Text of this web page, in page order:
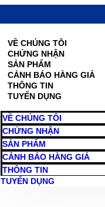
VỀ CHÚNG TÔI
CHỨNG NHẬN
SẢN PHẨM
CẢNH BÁO HÀNG GIẢ
THÔNG TIN
TUYỂN DỤNG
VỀ CHÚNG TÔI
CHỨNG NHẬN
SẢN PHẨM
CẢNH BÁO HÀNG GIẢ
THÔNG TIN
TUYỂN DỤNG